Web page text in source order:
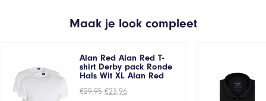
Maak je look compleet
Alan Red Alan Red T-
shirt Derby pack Ronde
Hals Wit XL Alan Red
€29,95 Oorspronkelijke
€23,96Huidige